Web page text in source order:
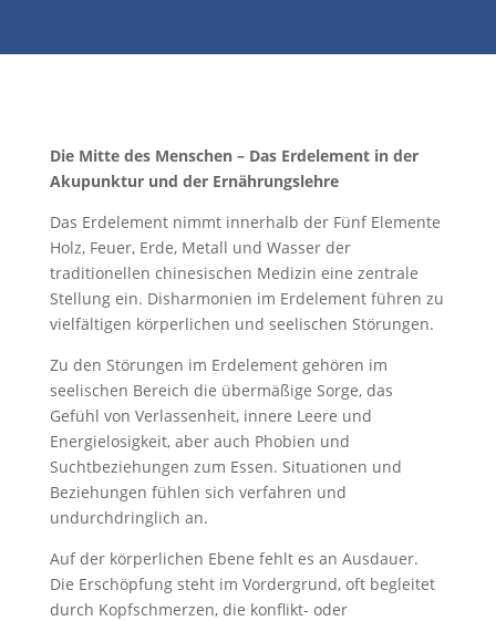
Die Mitte des Menschen – Das Erdelement in der
Akupunktur und der Ernährungslehre
Das Erdelement nimmt innerhalb der Fünf Elemente
Holz, Feuer, Erde, Metall und Wasser der
traditionellen chinesischen Medizin eine zentrale
Stellung ein. Disharmonien im Erdelement führen zu
vielfältigen körperlichen und seelischen Störungen.
Zu den Störungen im Erdelement gehören im
seelischen Bereich die übermäßige Sorge, das
Gefühl von Verlassenheit, innere Leere und
Energielosigkeit, aber auch Phobien und
Suchtbeziehungen zum Essen. Situationen und
Beziehungen fühlen sich verfahren und
undurchdringlich an.
Auf der körperlichen Ebene fehlt es an Ausdauer.
Die Erschöpfung steht im Vordergrund, oft begleitet
durch Kopfschmerzen, die konflikt- oder